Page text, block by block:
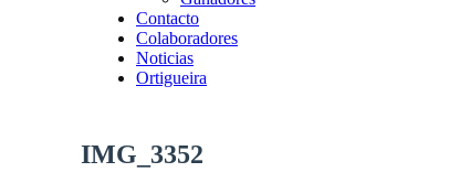
Contacto
Colaboradores
Noticias
Ortigueira
IMG_3352